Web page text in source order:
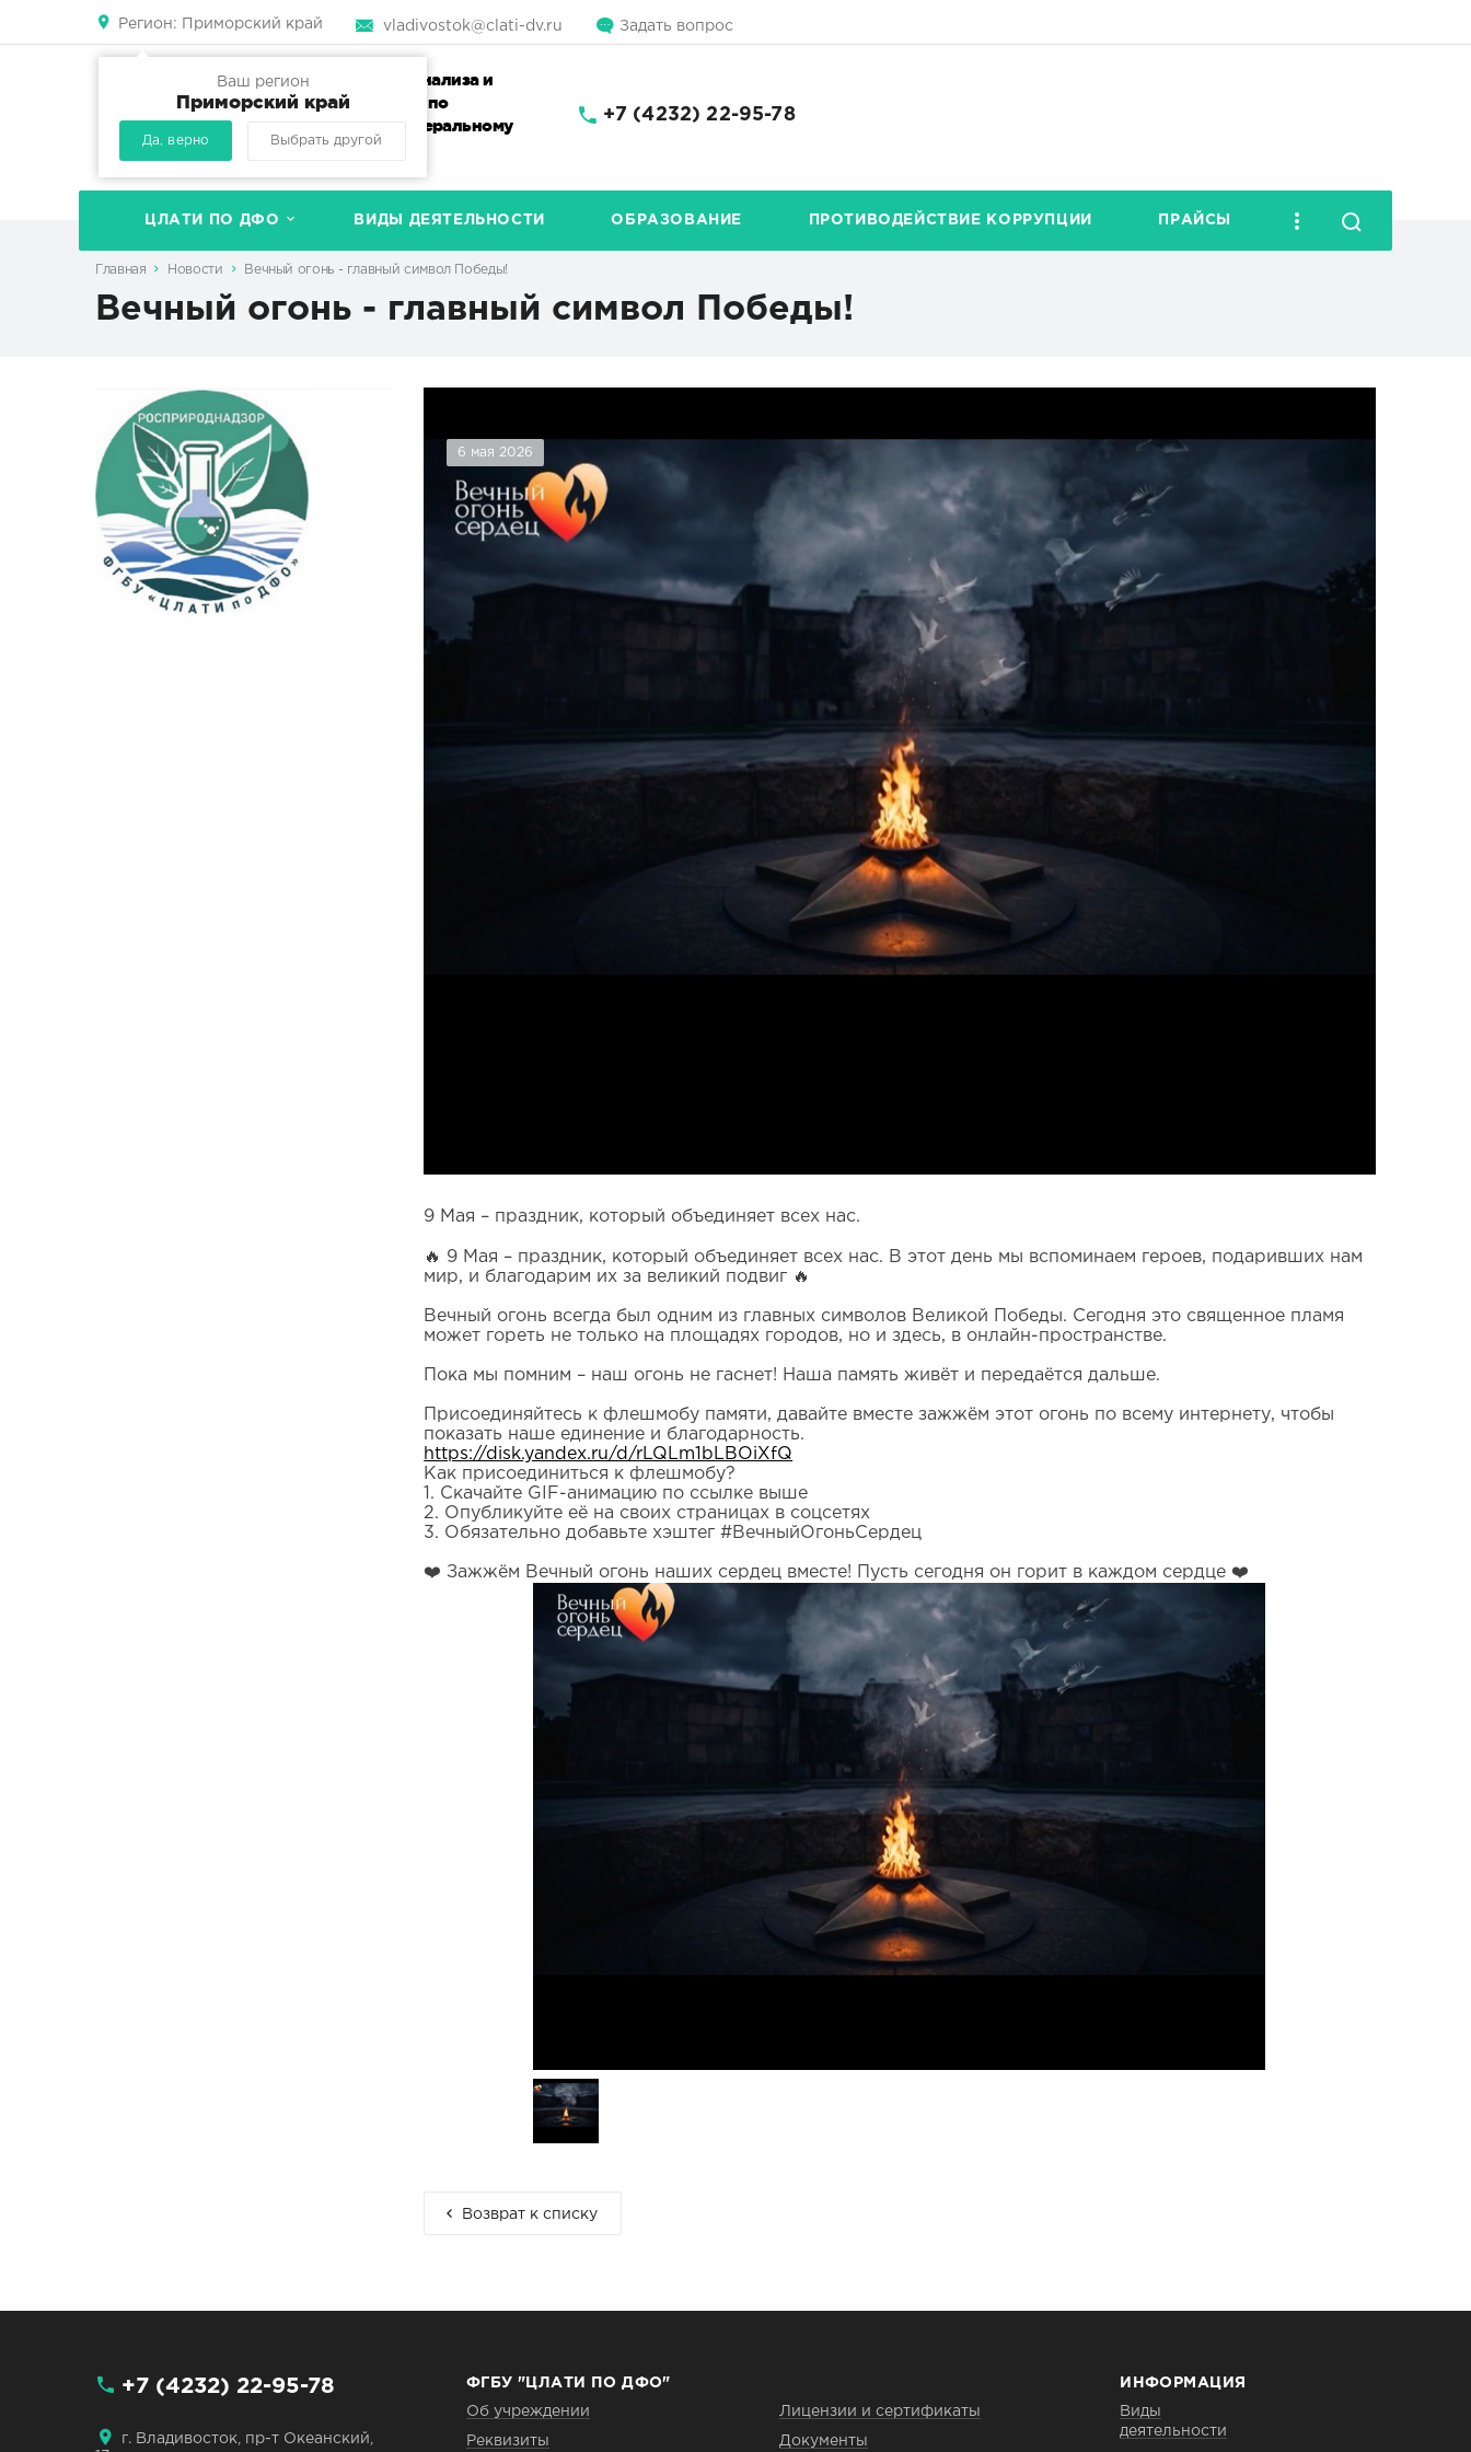
Регион: Приморский край
Ваш регион
Приморский край
Да, верно Выбрать другой
vladivostok@clati-dv.ru Задать вопрос
Центр лабораторного анализа и
технических измерений по
Дальневосточному федеральному
округу
+7 (4232) 22-95-78
ЦЛАТИ ПО ДФО ВИДЫ ДЕЯТЕЛЬНОСТИ ОБРАЗОВАНИЕ ПРОТИВОДЕЙСТВИЕ КОРРУПЦИИ ПРАЙСЫ
Главная Новости Вечный огонь - главный символ Победы!
Вечный огонь - главный символ Победы!
6 мая 2026
9 Мая – праздник, который объединяет всех нас.
🔥 9 Мая – праздник, который объединяет всех нас. В этот день мы вспоминаем героев, подаривших нам
мир, и благодарим их за великий подвиг 🔥
Вечный огонь всегда был одним из главных символов Великой Победы. Сегодня это священное пламя
может гореть не только на площадях городов, но и здесь, в онлайн-пространстве.
Пока мы помним – наш огонь не гаснет! Наша память живёт и передаётся дальше.
Присоединяйтесь к флешмобу памяти, давайте вместе зажжём этот огонь по всему интернету, чтобы
показать наше единение и благодарность.
https://disk.yandex.ru/d/rLQLm1bLBOiXfQ
Как присоединиться к флешмобу?
1. Скачайте GIF-анимацию по ссылке выше
2. Опубликуйте её на своих страницах в соцсетях
3. Обязательно добавьте хэштег #ВечныйОгоньСердец
❤️ Зажжём Вечный огонь наших сердец вместе! Пусть сегодня он горит в каждом сердце ❤️
Возврат к списку
+7 (4232) 22-95-78
г. Владивосток, пр-т Океанский,
ФГБУ "ЦЛАТИ ПО ДФО"
Об учреждении Лицензии и сертификаты
Реквизиты Документы
ИНФОРМАЦИЯ
Виды
деятельности